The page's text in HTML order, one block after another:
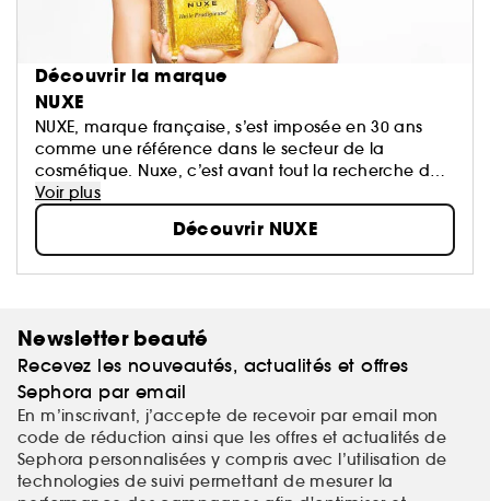
Découvrir la marque
NUXE
NUXE, marque française, s’est imposée en 30 ans
comme une référence dans le secteur de la
cosmétique. Nuxe, c’est avant tout la recherche de
l’excellence, l’écoute des sens alliée à la force de la
nature et l’efficacité de la science...
Voir plus
Découvrir NUXE
Newsletter beauté
Recevez les nouveautés, actualités et offres
Sephora par email
En m’inscrivant, j’accepte de recevoir par email mon
code de réduction ainsi que les offres et actualités de
Sephora personnalisées y compris avec l’utilisation de
technologies de suivi permettant de mesurer la